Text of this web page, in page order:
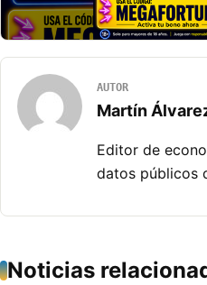
AUTOR
Martín
Editor de
datos públicos
Noticias